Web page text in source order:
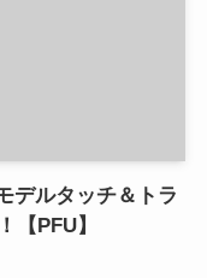
デルタッチ＆トラ
【PFU】